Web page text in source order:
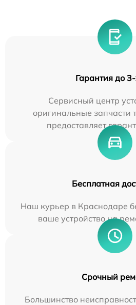
Гарантия до
Сервисный центр
оригинальные запчасти
предоставляет
Бесплатная
Наш курьер в Краснодаре
ваше устройство на
Срочный
Большинство